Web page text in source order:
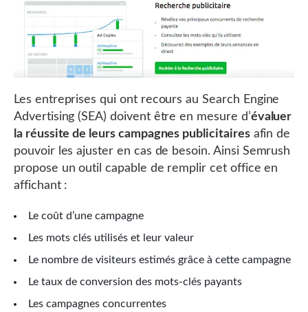
Les entreprises qui ont recours au Search Engine
Advertising (SEA) doivent être en mesure d’évaluer
la réussite de leurs campagnes publicitairesafin de
pouvoir les ajuster en cas de besoin. Ainsi Semrush
propose un outil capable de remplir cet office en
affichant :
Le coût d’une campagne
Les mots clés utilisés et leur valeur
Le nombre de visiteurs estimés grâce à cette campagne
Le taux de conversion des mots-clés payants
Les campagnes concurrentes